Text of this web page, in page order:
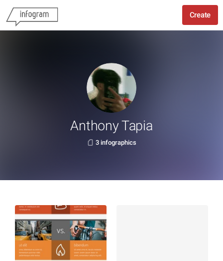
Create
Anthony Tapia
3 infographics